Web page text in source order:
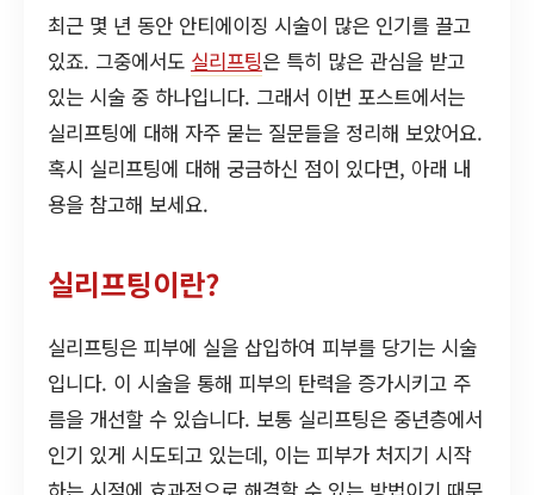
최근 몇 년 동안 안티에이징 시술이 많은 인기를 끌고
있죠. 그중에서도 실리프팅은 특히 많은 관심을 받고
있는 시술 중 하나입니다. 그래서 이번 포스트에서는
실리프팅에 대해 자주 묻는 질문들을 정리해 보았어요.
혹시 실리프팅에 대해 궁금하신 점이 있다면, 아래 내
용을 참고해 보세요.
실리프팅이란?
실리프팅은 피부에 실을 삽입하여 피부를 당기는 시술
입니다. 이 시술을 통해 피부의 탄력을 증가시키고 주
름을 개선할 수 있습니다. 보통 실리프팅은 중년층에서
인기 있게 시도되고 있는데, 이는 피부가 처지기 시작